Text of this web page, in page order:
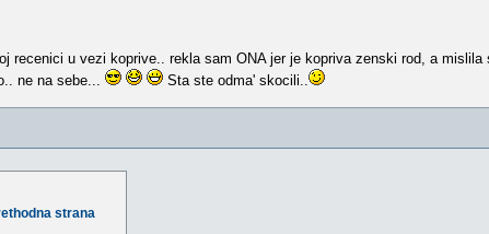
strana
recenici u vezi koprive.. rekla sam ONA jer je kopriva zenski rod, a mislila
ne na sebe...
Sta ste odma' skocili..